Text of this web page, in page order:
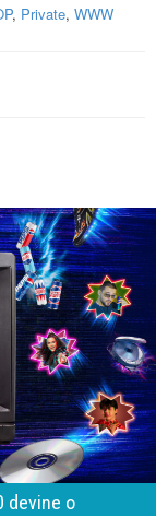
, Private, WWW
devine o